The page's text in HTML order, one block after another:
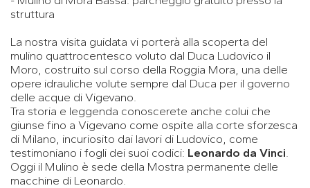
struttura
La nostra visita guidata vi porterà alla scoperta del
mulino quattrocentesco voluto dal Duca Ludovico il
Moro, costruito sul corso della Roggia Mora, una delle
opere idrauliche volute sempre dal Duca per il governo
delle acque di Vigevano.
Tra storia e leggenda conoscerete anche colui che
giunse fino a Vigevano come ospite alla corte sforzesca
di Milano, incuriosito dai lavori di Ludovico, come
testimoniano i fogli dei suoi codici: Leonardo da Vinci
Oggi il Mulino è sede della Mostra permanente delle
macchine di Leonardo.